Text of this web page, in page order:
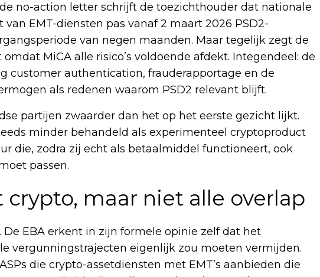
no-action letter schrijft de toezichthouder dat nationale
EMT-diensten pas vanaf 2 maart 2026 PSD2-
van negen maanden. Maar tegelijk zegt de
MiCA alle risico’s voldoende afdekt. Integendeel: de
customer authentication, frauderapportage en de
als redenen waarom PSD2 relevant blijft.
partijen zwaarder dan het op het eerste gezicht lijkt.
minder behandeld als experimenteel cryptoproduct
die, zodra zij echt als betaalmiddel functioneert, ook
passen.
maar niet alle overlap
EBA erkent in zijn formele opinie zelf dat het
vergunningstrajecten eigenlijk zou moeten vermijden.
die crypto-assetdiensten met EMT’s aanbieden die